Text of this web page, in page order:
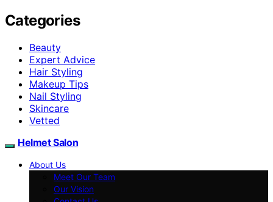
Categories
Beauty
Expert Advice
Hair Styling
Makeup Tips
Nail Styling
Skincare
Vetted
Helmet Salon
About Us
Meet Our Team
Our Vision